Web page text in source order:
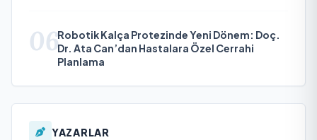
06Robotik Kalça Protezinde Yeni Dönem: Doç.
Dr. Ata Can’dan Hastalara Özel Cerrahi
Planlama
YAZARLAR